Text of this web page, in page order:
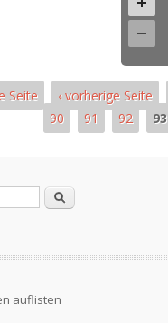
Seite ‹ vorherige Seite
90
91 92 93
Search
auflisten